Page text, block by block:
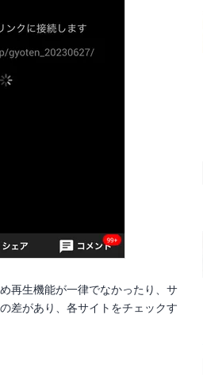
再生機能が一律でなかったり、サ
差があり、各サイトをチェックす